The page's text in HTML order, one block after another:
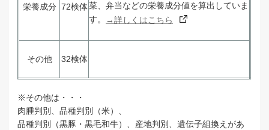
栄養成分 72検体菜、弁当などの栄養成分値を算出していま
す。
→詳しくはこちら
その他 32検体
※その他は・・・
肉腫判別、品種判別（米）、
品種判別（黒豚・黒毛和牛）、産地判別、遺伝子組換えがあ